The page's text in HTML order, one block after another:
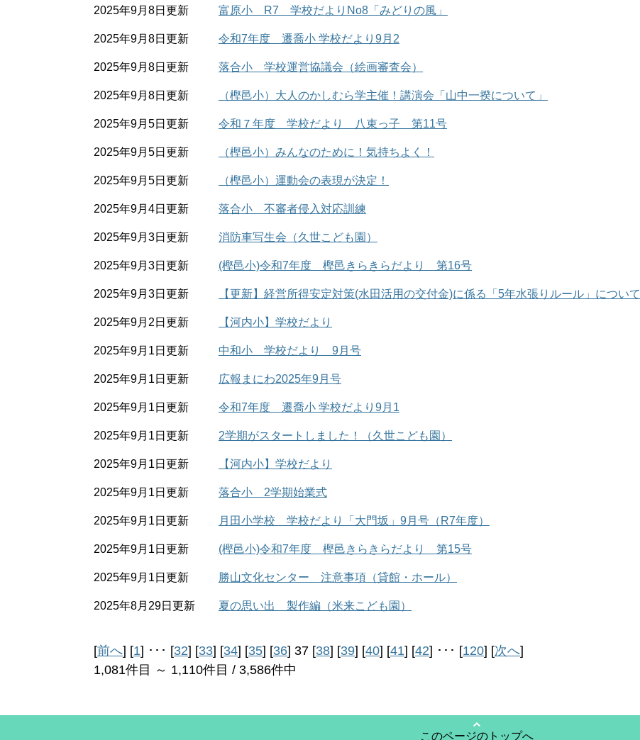
2025年9月8日更新 富原小 R7 学校だよりNo8「みどりの風」
2025年9月8日更新 令和7年度 遷喬小 学校だより9月2
2025年9月8日更新 落合小 学校運営協議会（絵画審査会）
2025年9月8日更新 （樫邑小）大人のかしむら学主催！講演会「山中一揆について」
2025年9月5日更新 令和７年度 学校だより 八束っ子 第11号
2025年9月5日更新 （樫邑小）みんなのために！気持ちよく！
2025年9月5日更新 （樫邑小）運動会の表現が決定！
2025年9月4日更新 落合小 不審者侵入対応訓練
2025年9月3日更新 消防車写生会（久世こども園）
2025年9月3日更新 (樫邑小)令和7年度 樫邑きらきらだより 第16号
2025年9月3日更新 【更新】経営所得安定対策(水田活用の交付金)に係る「5年水張りルール」について
2025年9月2日更新 【河内小】学校だより
2025年9月1日更新 中和小 学校だより 9月号
2025年9月1日更新 広報まにわ2025年9月号
2025年9月1日更新 令和7年度 遷喬小 学校だより9月1
2025年9月1日更新 2学期がスタートしました！（久世こども園）
2025年9月1日更新 【河内小】学校だより
2025年9月1日更新 落合小 2学期始業式
2025年9月1日更新 月田小学校 学校だより「大門坂」9月号（R7年度）
2025年9月1日更新 (樫邑小)令和7年度 樫邑きらきらだより 第15号
2025年9月1日更新 勝山文化センター 注意事項（貸館・ホール）
2025年8月29日更新 夏の思い出 製作編（米来こども園）
[前へ] [1] ･･･ [32] [33] [34] [35] [36] 37 [38] [39] [40] [41] [42] ･･･ [120] [次へ]
1,081件目 ～ 1,110件目 / 3,586件中
このページのトップへ